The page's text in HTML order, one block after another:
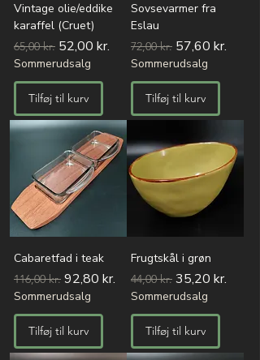
Vintage olie/eddike
karaffel (Cruet)
Regulær pris
65,00 kr. Salgspris
52,00 kr.
Sommerudsalg
Tilføj til kurv
Sovsevarmer fra
Eslau
Regulær pris
72,00 kr. Salgspris
57,60 kr.
Sommerudsalg
Tilføj til kurv
Cabaretfad i teak
Regulær pris
116,00 kr. Salgspris
92,80 kr.
Sommerudsalg
Tilføj til kurv
Frugtskål i grøn
Regulær pris
44,00 kr. Salgspris
35,20 kr.
Sommerudsalg
Tilføj til kurv